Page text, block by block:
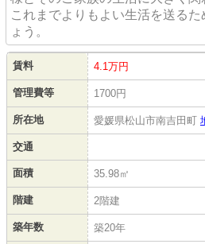
これまでよりもよい生活を送る
ょう。
賃料 4.1万円
管理費等 1700円
所在地 愛媛県松山市南吉田町
交通
面積 35.98㎡
階建 2階建
築年数 築20年